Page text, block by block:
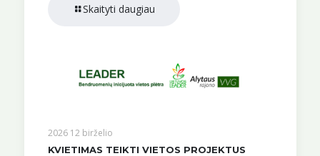
Skaityti daugiau
2026 12 birželio
KVIETIMAS TEIKTI VIETOS PROJEKTUS